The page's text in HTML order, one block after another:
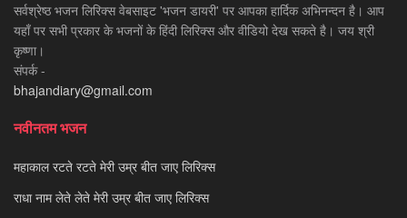
सर्वश्रेष्ठ भजन लिरिक्स वेबसाइट 'भजन डायरी' पर आपका हार्दिक अभिनन्दन है। आप
यहाँ पर सभी प्रकार के भजनों के हिंदी लिरिक्स और वीडियो देख सकते है। जय श्री
कृष्णा।
संपर्क -
bhajandiary@gmail.com
नवीनतम भजन
महाकाल रटते रटते मेरी उम्र बीत जाए लिरिक्स
राधा नाम लेते लेते मेरी उम्र बीत जाए लिरिक्स